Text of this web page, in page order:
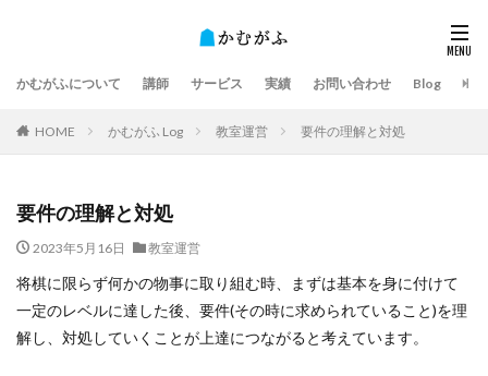
かむがふについて 講師 サービス 実績 お問い合わせ Blog
HOME かむがふ Log 教室運営 要件の理解と対処
要件の理解と対処
2023年5月16日 教室運営
将棋に限らず何かの物事に取り組む時、まずは基本を身に付けて
一定のレベルに達した後、要件(その時に求められていること)を理
解し、対処していくことが上達につながると考えています。